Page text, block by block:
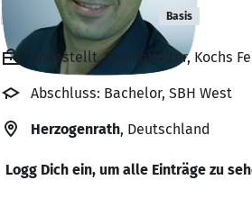
David Delhey Basis
Angestellt, Schichtleiter, Kochs
Abschluss: Bachelor, SBH West
Herzogenrath, Deutschland
Logg Dich ein, um alle Einträge zu